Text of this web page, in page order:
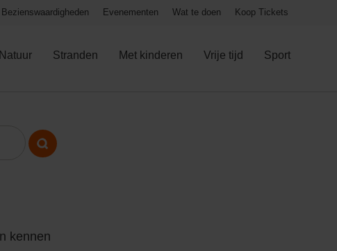
Bezienswaardigheden Evenementen Wat te doen Koop Tickets
Natuur Stranden Met kinderen Vrije tijd Sport
kennen